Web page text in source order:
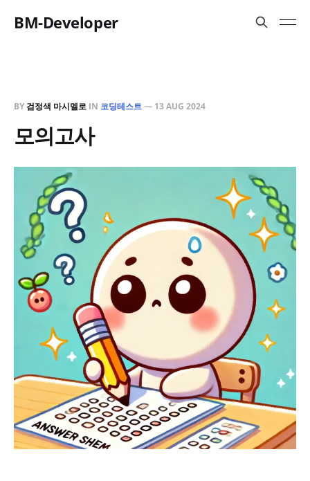
BM-Developer
BY 검정색 마시멜로 IN 코딩테스트— 13 AUG 2024
모의고사